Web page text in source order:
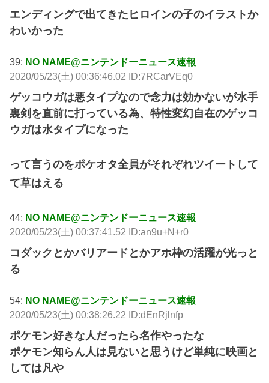
エンディングで出てきたヒロインの子のイラストか
わいかった
39: NO NAME@ニンテンドーニュース速報
2020/05/23(土) 00:36:46.02 ID:7RCarVEq0
ゲッコウガは悪タイプなので念力は効かないが水手
裏剣を直前に打っている為、特性変幻自在のゲッコ
ウガは水タイプになった
って言うのをポケオタ全員がそれぞれツイートして
て草はえる
44: NO NAME@ニンテンドーニュース速報
2020/05/23(土) 00:37:41.52 ID:an9u+N+r0
コダックとかバリアードとかアホ枠の活躍が光っと
る
54: NO NAME@ニンテンドーニュース速報
2020/05/23(土) 00:38:26.22 ID:dEnRjlnfp
ポケモン好きな人だったら名作やったな
ポケモン知らん人は見ないと思うけど単純に映画と
しては凡や